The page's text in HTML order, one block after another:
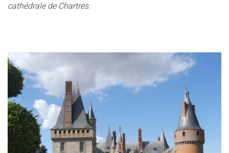
cathédrale de Chartres.